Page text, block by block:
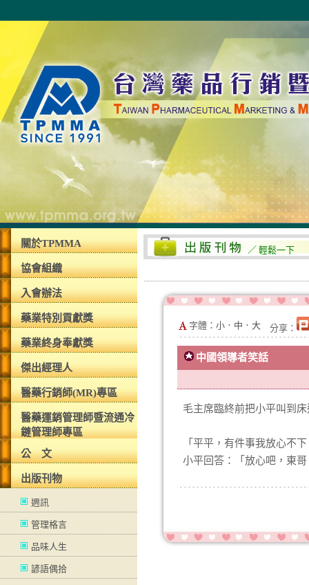
關於TPMMA
協會組織
入會辦法
藥業特別貢獻獎
藥業終身奉獻獎
傑出經理人
醫藥行銷師(MR)專區
醫藥運銷管理師暨流通冷
鏈管理師專區
公 文
出版刊物
週訊
管理格言
品味人生
諺語偶拾
／ 輕鬆一下
字體： 小 ． 中 ． 大 分享：
中國領導者笑話
毛主席臨終前把小平叫到
「平平，有件事我放心不
小平回答：「放心吧，東